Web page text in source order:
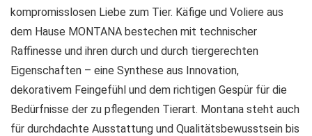
kompromisslosen Liebe zum Tier. Käfige und Voliere aus
dem Hause MONTANA bestechen mit technischer
Raffinesse und ihren durch und durch tiergerechten
Eigenschaften – eine Synthese aus Innovation,
dekorativem Feingefühl und dem richtigen Gespür für die
Bedürfnisse der zu pflegenden Tierart. Montana steht auch
für durchdachte Ausstattung und Qualitätsbewusstsein bis